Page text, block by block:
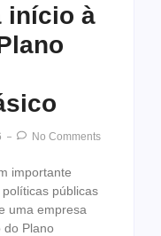
início à
No Comments
importante
públicas
uma empresa
do Plano